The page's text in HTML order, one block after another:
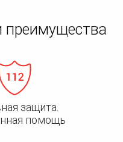
преимущества
защита.
помощь